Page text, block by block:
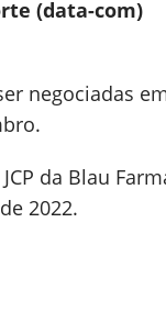
(data-com)
negociadas em
da Blau
2022.